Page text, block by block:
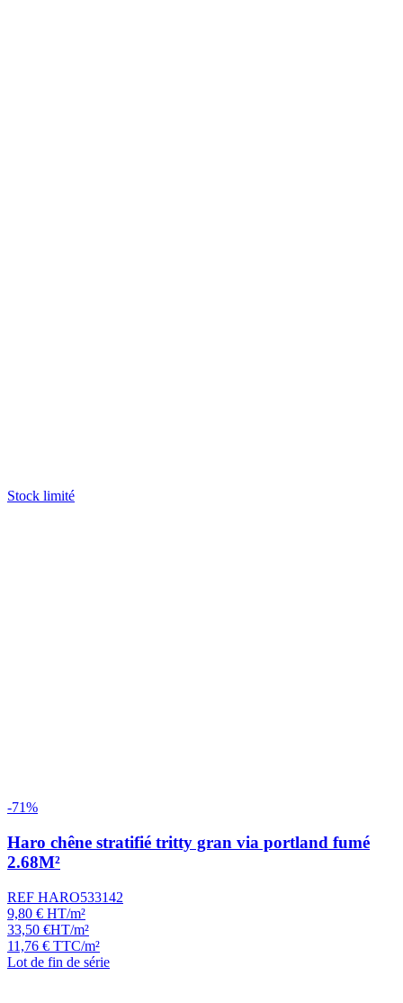
Stock limité
-71%
Haro chêne stratifié tritty gran via portland fumé
2.68M²
REF HARO533142
9,80 € HT/m²
33,50 €HT/m²
11,76 € TTC/m²
Lot de fin de série